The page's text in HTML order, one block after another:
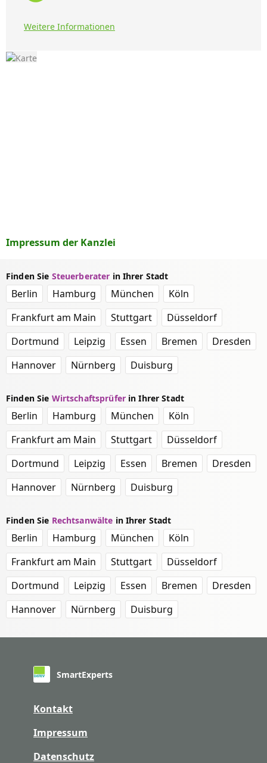
Weitere Informationen
Impressum der Kanzlei
Finden Sie Steuerberater in Ihrer Stadt
Berlin Hamburg München
Köln
Frankfurt am Main
Stuttgart
Düsseldorf
Dortmund
Leipzig Essen Bremen
Dresden
Hannover
Nürnberg Duisburg
Finden Sie Wirtschaftsprüferin Ihrer Stadt
Berlin Hamburg München
Köln
Frankfurt am Main
Stuttgart
Düsseldorf
Dortmund
Leipzig Essen Bremen
Dresden
Hannover
Nürnberg Duisburg
Finden Sie Rechtsanwälte in Ihrer Stadt
Berlin Hamburg München
Köln
Frankfurt am Main
Stuttgart
Düsseldorf
Dortmund
Leipzig Essen Bremen
Dresden
Hannover
Nürnberg Duisburg
SmartExperts
Kontakt
Impressum
Datenschutz